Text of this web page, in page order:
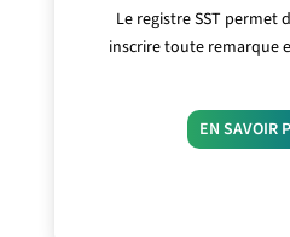
Le registre SST permet
inscrire toute remarque
EN SAVOIR